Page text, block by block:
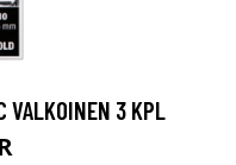
VALKOINEN 3 KPL